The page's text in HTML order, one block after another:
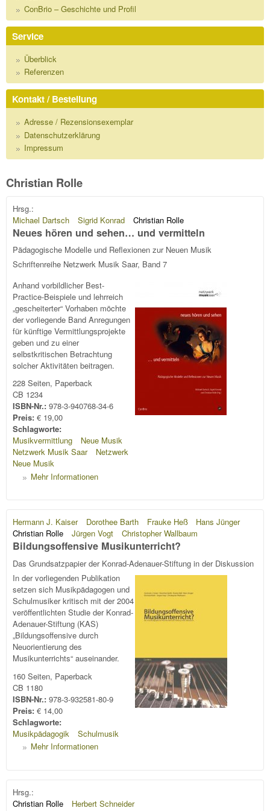
ConBrio – Geschichte und Profil
Service
Überblick
Referenzen
Kontakt / Bestellung
Adresse / Rezensionsexemplar
Datenschutzerklärung
Impressum
Christian Rolle
Hrsg.:
Michael Dartsch
Sigrid Konrad Christian Rolle
Neues hören und sehen… und vermitteln
Pädagogische Modelle und Reflexionen zur Neuen Musik
Schriftenreihe Netzwerk Musik Saar, Band 7
Anhand vorbildlicher Best-
Practice-Beispiele und lehrreich
„gescheiterter“ Vorhaben möchte
der vorliegende Band Anregungen
für künftige Vermittlungsprojekte
geben und zu einer
selbstkritischen Betrachtung
solcher Aktivitäten beitragen.
228 Seiten, Paperback
CB 1234
ISBN-Nr.: 978-3-940768-34-6
Preis: € 19,00
Schlagworte:
Musikvermittlung
Neue Musik
Netzwerk Musik Saar
Netzwerk
Neue Musik
Mehr Informationen
Hermann J. Kaiser Dorothee Barth Frauke Heß
Hans Jünger
Christian Rolle
Jürgen Vogt Christopher Wallbaum
Bildungsoffensive Musikunterricht?
Das Grundsatzpapier der Konrad-Adenauer-Stiftung in der Diskussion
In der vorliegenden Publikation
setzen sich Musikpädagogen und
Schulmusiker kritisch mit der 2004
veröffentlichten Studie der Konrad-
Adenauer-Stiftung (KAS)
„Bildungsoffensive durch
Neuorientierung des
Musikunterrichts“ auseinander.
160 Seiten, Paperback
CB 1180
ISBN-Nr.: 978-3-932581-80-9
Preis: € 14,00
Schlagworte:
Musikpädagogik
Schulmusik
Mehr Informationen
Hrsg.:
Christian Rolle
Herbert Schneider